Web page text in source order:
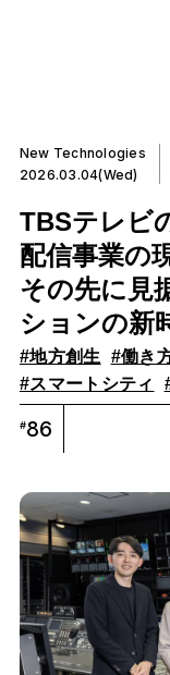
New Technologies
2026.03.04(Wed)
TBSテレビ
配信事業の
その先に見
ションの新
#地方創生 #働き
#スマートシティ
#86